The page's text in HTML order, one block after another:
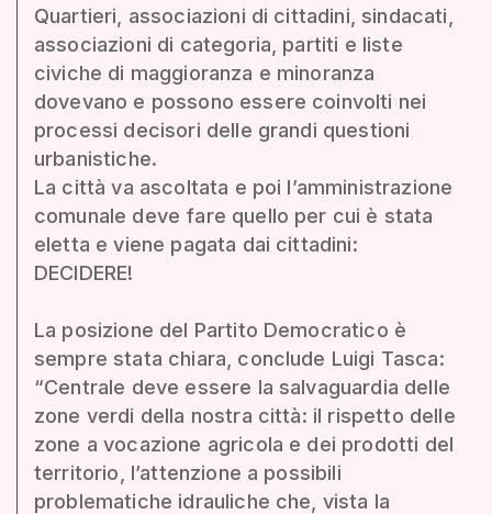
Quartieri, associazioni di cittadini, sindacati,
associazioni di categoria, partiti e liste
civiche di maggioranza e minoranza
dovevano e possono essere coinvolti nei
processi decisori delle grandi questioni
urbanistiche.
La città va ascoltata e poi l’amministrazione
comunale deve fare quello per cui è stata
eletta e viene pagata dai cittadini:
DECIDERE!
La posizione del Partito Democratico è
sempre stata chiara, conclude Luigi Tasca:
“Centrale deve essere la salvaguardia delle
zone verdi della nostra città: il rispetto delle
zone a vocazione agricola e dei prodotti del
territorio, l’attenzione a possibili
problematiche idrauliche che, vista la